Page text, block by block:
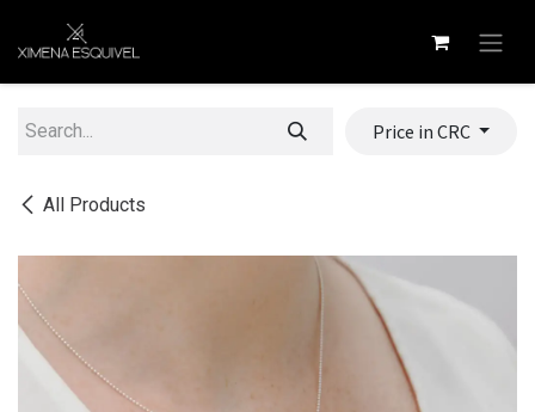
All Products
Price in CRC